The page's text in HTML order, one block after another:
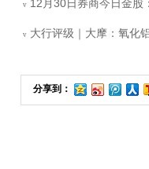
v 12月30日券商今日金股
v 大行评级｜大摩：氧化
分享到：